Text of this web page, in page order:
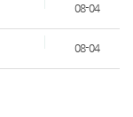
08-04
08-04